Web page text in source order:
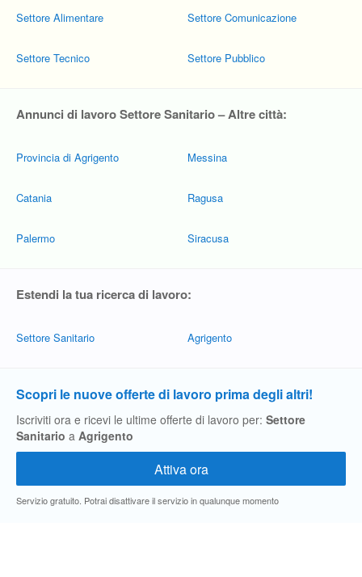
Settore Alimentare
Settore Tecnico
Settore Comunicazione
Settore Pubblico
Annunci di lavoro Settore Sanitario – Altre città:
Provincia di Agrigento
Catania
Palermo
Messina
Ragusa
Siracusa
Estendi la tua ricerca di lavoro:
Settore Sanitario Agrigento
Scopri le nuove offerte di lavoro prima degli altri!
Iscriviti ora e ricevi le ultime offerte di lavoro per: Settore
Sanitario a Agrigento
Servizio gratuito. Potrai disattivare il servizio in qualunque momento